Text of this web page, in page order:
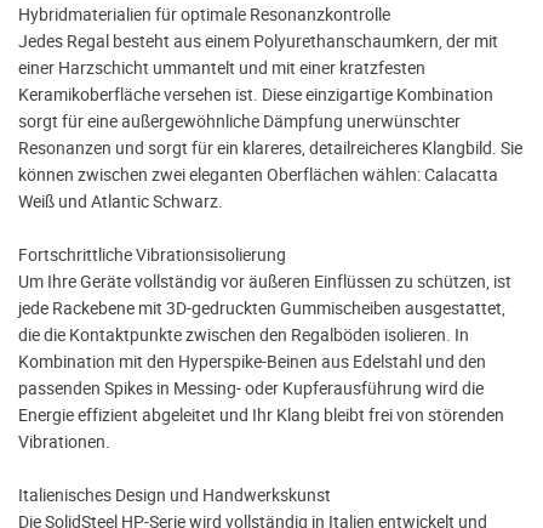
Hybridmaterialien für optimale Resonanzkontrolle
Jedes Regal besteht aus einem Polyurethanschaumkern, der mit
einer Harzschicht ummantelt und mit einer kratzfesten
Keramikoberfläche versehen ist. Diese einzigartige Kombination
sorgt für eine außergewöhnliche Dämpfung unerwünschter
Resonanzen und sorgt für ein klareres, detailreicheres Klangbild. Sie
können zwischen zwei eleganten Oberflächen wählen: Calacatta
Weiß und Atlantic Schwarz.
Fortschrittliche Vibrationsisolierung
Um Ihre Geräte vollständig vor äußeren Einflüssen zu schützen, ist
jede Rackebene mit 3D-gedruckten Gummischeiben ausgestattet,
die die Kontaktpunkte zwischen den Regalböden isolieren. In
Kombination mit den Hyperspike-Beinen aus Edelstahl und den
passenden Spikes in Messing- oder Kupferausführung wird die
Energie effizient abgeleitet und Ihr Klang bleibt frei von störenden
Vibrationen.
Italienisches Design und Handwerkskunst
Die SolidSteel HP-Serie wird vollständig in Italien entwickelt und